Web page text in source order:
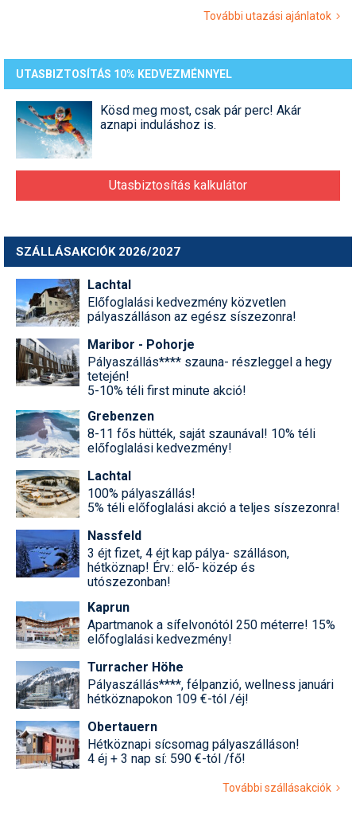
További utazási ajánlatok
UTASBIZTOSÍTÁS 10% KEDVEZMÉNNYEL
Kösd meg most, csak pár perc! Akár
aznapi induláshoz is.
Utasbiztosítás kalkulátor
SZÁLLÁSAKCIÓK 2026/2027
Lachtal
Előfoglalási kedvezmény közvetlen
pályaszálláson az egész síszezonra!
Maribor - Pohorje
Pályaszállás**** szauna- részleggel a hegy
tetején!
5-10% téli first minute akció!
Grebenzen
8-11 fős hütték, saját szaunával! 10% téli
előfoglalási kedvezmény!
Lachtal
100% pályaszállás!
5% téli előfoglalási akció a teljes síszezonra!
Nassfeld
3 éjt fizet, 4 éjt kap pálya- szálláson,
hétköznap! Érv.: elő- közép és
utószezonban!
Kaprun
Apartmanok a sífelvonótól 250 méterre! 15%
előfoglalási kedvezmény!
Turracher Höhe
Pályaszállás****, félpanzió, wellness januári
hétköznapokon 109 €-tól /éj!
Obertauern
Hétköznapi sícsomag pályaszálláson!
4 éj + 3 nap sí: 590 €-tól /fő!
További szállásakciók